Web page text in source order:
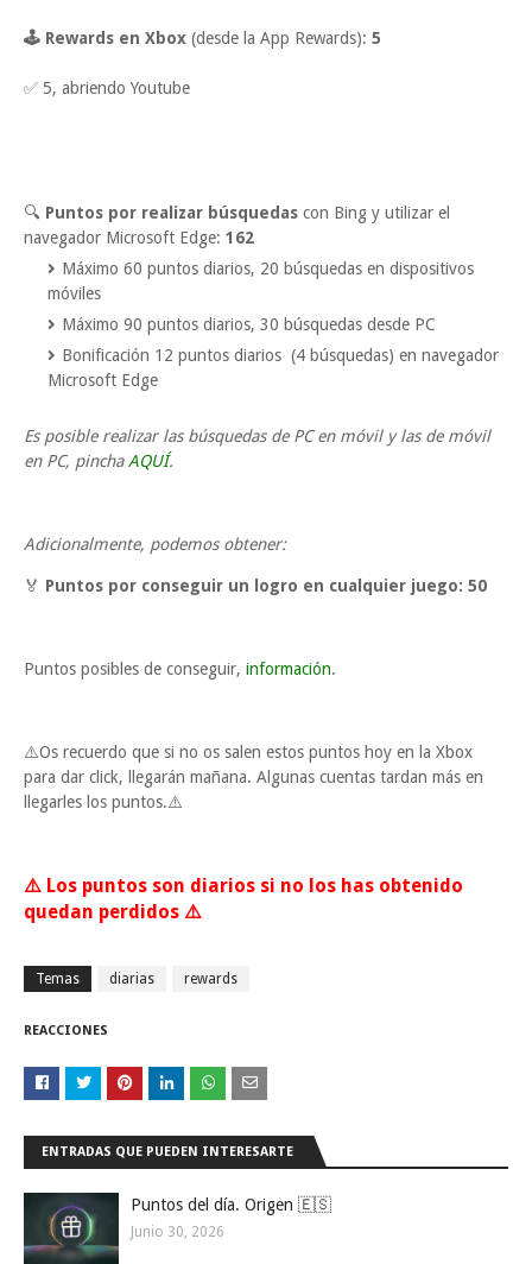
🕹 Rewards en Xbox (desde la App Rewards): 5
✅ 5, abriendo Youtube
🔍 Puntos por realizar búsquedas con Bing y utilizar el
navegador Microsoft Edge: 162
Máximo 60 puntos diarios, 20 búsquedas en dispositivos
móviles
Máximo 90 puntos diarios, 30 búsquedas desde PC
Bonificación 12 puntos diarios (4 búsquedas) en navegador
Microsoft Edge
Es posible realizar las búsquedas de PC en móvil y las de móvil
en PC, pinchaAQUÍ.
Adicionalmente, podemos obtener:
🏅 Puntos por conseguir un logro en cualquier juego: 50
Puntos posibles de conseguir, información.
⚠️Os recuerdo que si no os salen estos puntos hoy en la Xbox
para dar click, llegarán mañana. Algunas cuentas tardan más en
llegarles los puntos.⚠️
⚠️ Los puntos son diarios si no los has obtenido
quedan perdidos ⚠️
Temas diarias rewards
REACCIONES
ENTRADAS QUE PUEDEN INTERESARTE
Puntos del día. Origen 🇪🇸
Junio 30, 2026